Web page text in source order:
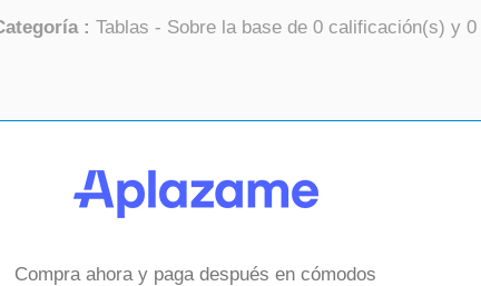
: Tablas - Sobre la base de 0 calificación(s) y 0
Compra ahora y paga después en cómodos